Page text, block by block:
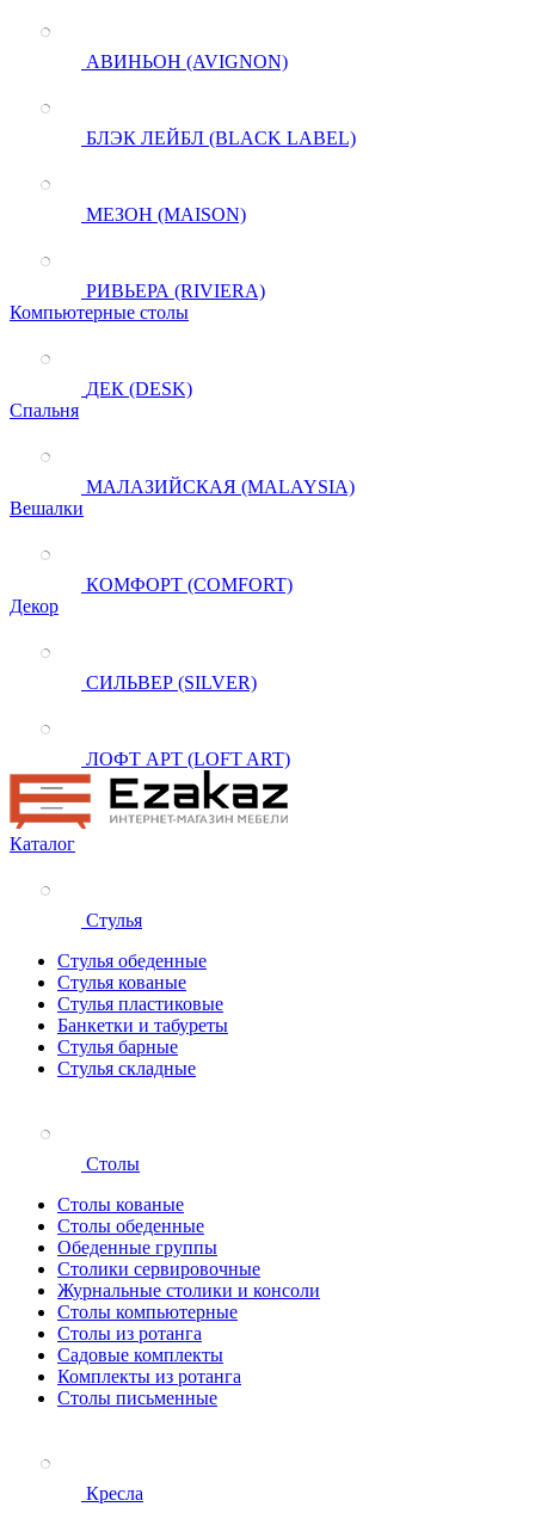
АВИНЬОН (AVIGNON)
БЛЭК ЛЕЙБЛ (BLACK LABEL)
МЕЗОН (MAISON)
РИВЬЕРА (RIVIERA)
Компьютерные столы
ДЕК (DESK)
Спальня
МАЛАЗИЙСКАЯ (MALAYSIA)
Вешалки
КОМФОРТ (COMFORT)
Декор
СИЛЬВЕР (SILVER)
ЛОФТ АРТ (LOFT ART)
Каталог
Стулья
Стулья обеденные
Стулья кованые
Стулья пластиковые
Банкетки и табуреты
Стулья барные
Стулья складные
Столы
Столы кованые
Столы обеденные
Обеденные группы
Столики сервировочные
Журнальные столики и консоли
Столы компьютерные
Столы из ротанга
Садовые комплекты
Комплекты из ротанга
Столы письменные
Кресла